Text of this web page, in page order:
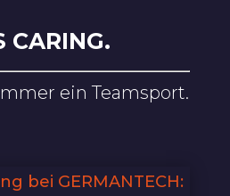
CARING.
ein Teamsport.